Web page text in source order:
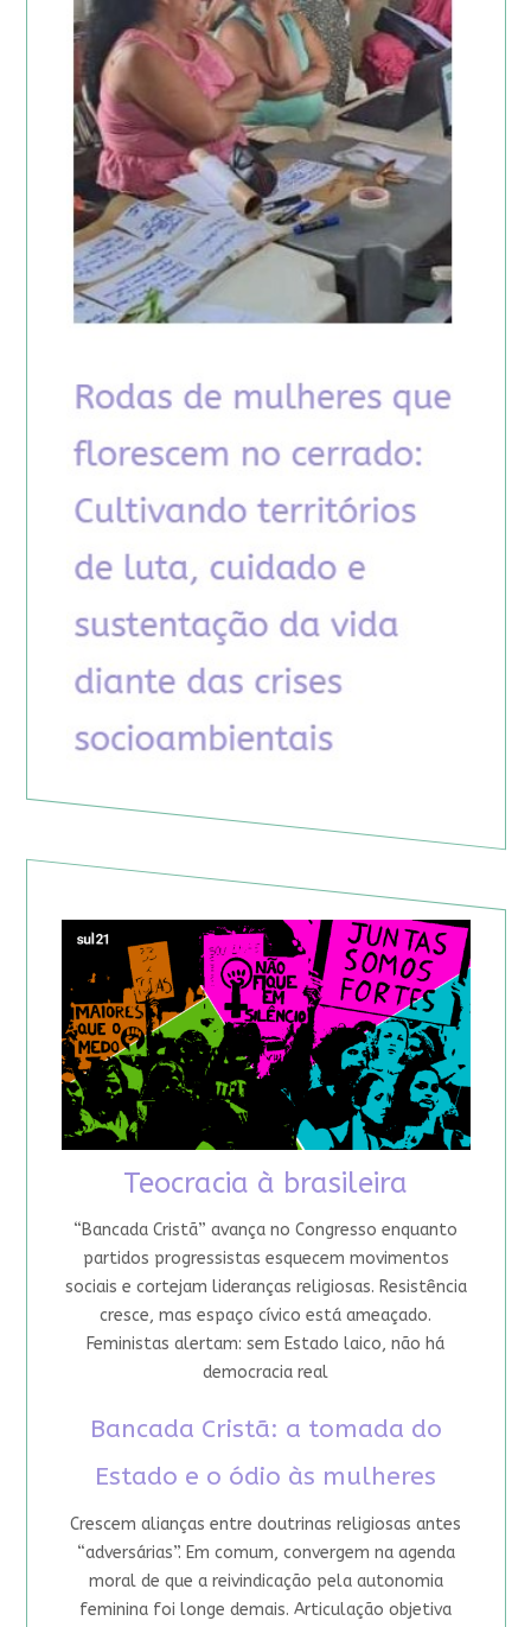
Teocracia à brasileira
“Bancada Cristã” avança no Congresso enquanto
partidos progressistas esquecem movimentos
sociais e cortejam lideranças religiosas. Resistência
cresce, mas espaço cívico está ameaçado.
Feministas alertam: sem Estado laico, não há
democracia real
Bancada Cristã: a tomada do
Estado e o ódio às mulheres
Crescem alianças entre doutrinas religiosas antes
“adversárias”. Em comum, convergem na agenda
moral de que a reivindicação pela autonomia
feminina foi longe demais. Articulação objetiva